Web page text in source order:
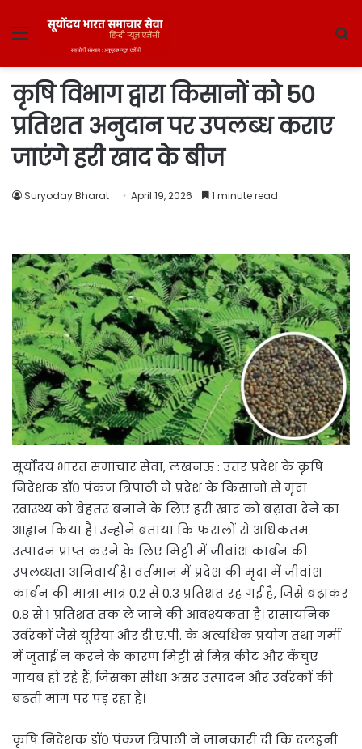
Menu
कृषि विभाग द्वारा किसानों को 50
प्रतिशत अनुदान पर उपलब्ध कराए
जाएंगे हरी खाद के बीज
Suryoday Bharat April 19, 2026 1 minute read
सूर्योदय भारत समाचार सेवा, लखनऊ : उत्तर प्रदेश के कृषि
निदेशक डॉ० पंकज त्रिपाठी ने प्रदेश के किसानों से मृदा
स्वास्थ्य को बेहतर बनाने के लिए हरी खाद को बढ़ावा देने का
आह्वान किया है। उन्होंने बताया कि फसलों से अधिकतम
उत्पादन प्राप्त करने के लिए मिट्टी में जीवांश कार्बन की
उपलब्धता अनिवार्य है। वर्तमान में प्रदेश की मृदा में जीवांश
कार्बन की मात्रा मात्र 0.2 से 0.3 प्रतिशत रह गई है, जिसे बढ़ाकर
0.8 से 1 प्रतिशत तक ले जाने की आवश्यकता है। रासायनिक
उर्वरकों जैसे यूरिया और डी.ए.पी. के अत्यधिक प्रयोग तथा गर्मी
में जुताई न करने के कारण मिट्टी से मित्र कीट और केंचुए
गायब हो रहे हैं, जिसका सीधा असर उत्पादन और उर्वरकों की
बढ़ती मांग पर पड़ रहा है।
कृषि निदेशक डॉ० पंकज त्रिपाठी ने जानकारी दी कि दलहनी